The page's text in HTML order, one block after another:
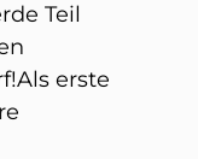
Teil
erste